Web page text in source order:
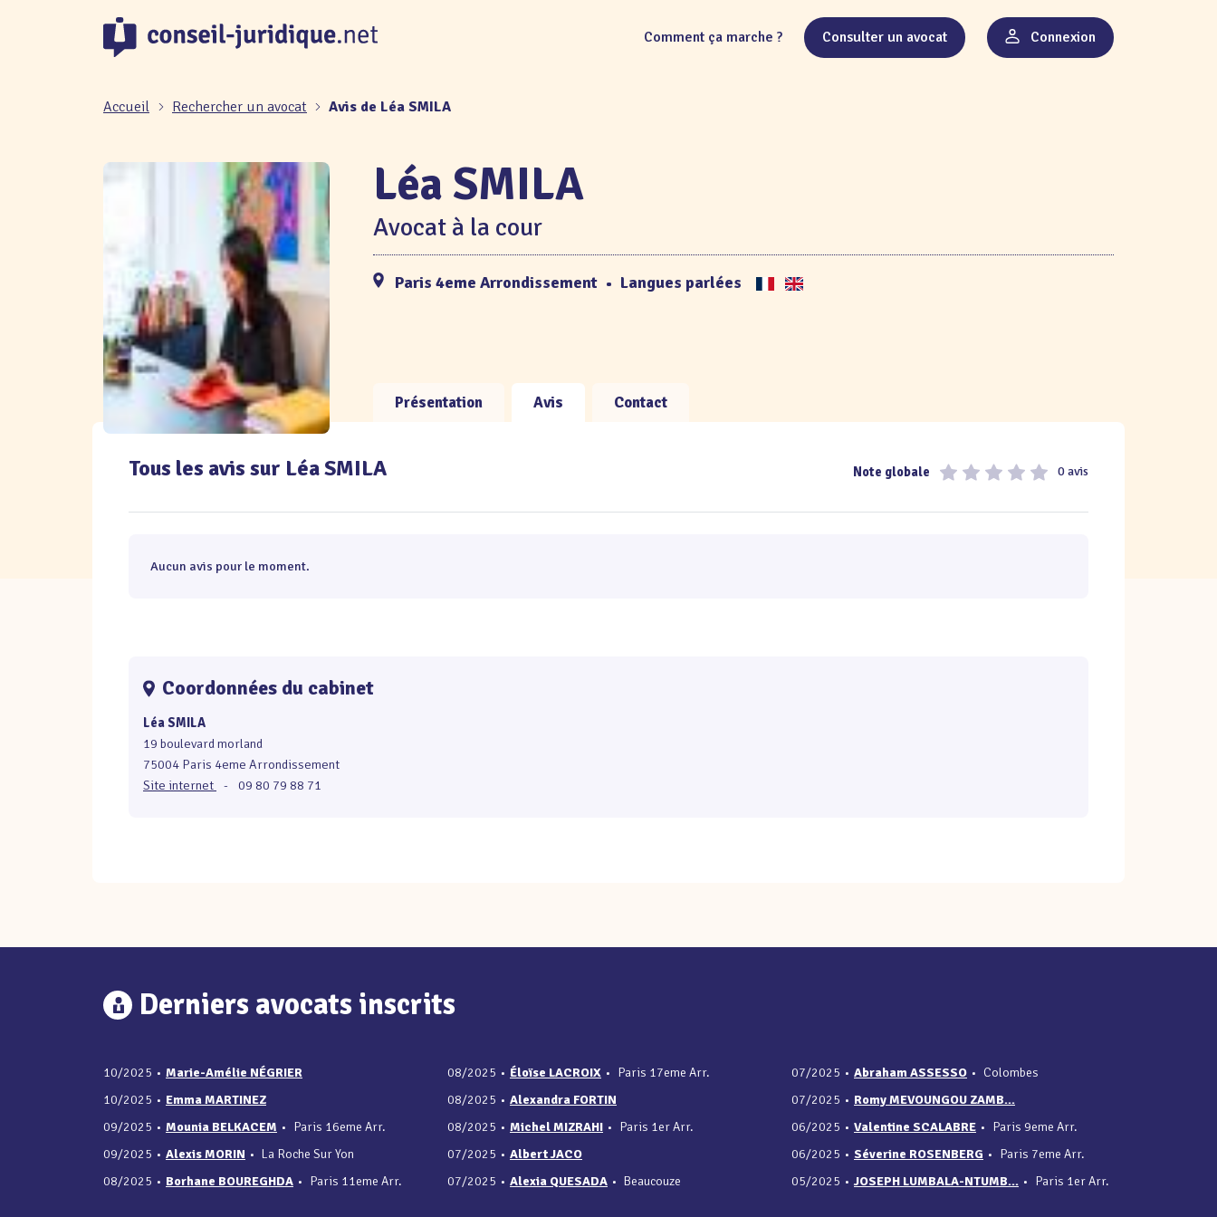
Comment ça marche ? Consulter un avocat Connexion
Accueil Rechercher un avocat Avis de Léa SMILA
Léa SMILA
Avocat à la cour
Paris 4eme Arrondissement • Langues parlées
Présentation Avis Contact
Tous les avis sur Léa SMILA Note globale 0 avis
Aucun avis pour le moment.
Coordonnées du cabinet
Léa SMILA
19 boulevard morland
75004 Paris 4eme Arrondissement
Site internet
- 09 80 79 88 71
Derniers avocats inscrits
10/2025 • Marie-Amélie NÉGRIER
10/2025 • Emma MARTINEZ
09/2025 • Mounia BELKACEM • Paris 16eme Arr.
09/2025 • Alexis MORIN • La Roche Sur Yon
08/2025 • Borhane BOUREGHDA • Paris 11eme Arr.
08/2025 • Éloïse LACROIX • Paris 17eme Arr.
08/2025 • Alexandra FORTIN
08/2025 • Michel MIZRAHI • Paris 1er Arr.
07/2025 • Albert JACO
07/2025 • Alexia QUESADA • Beaucouze
07/2025 • Abraham ASSESSO • Colombes
07/2025 • Romy MEVOUNGOU ZAMB...
06/2025 • Valentine SCALABRE • Paris 9eme Arr.
06/2025 • Séverine ROSENBERG • Paris 7eme Arr.
05/2025 • JOSEPH LUMBALA-NTUMB... • Paris 1er Arr.